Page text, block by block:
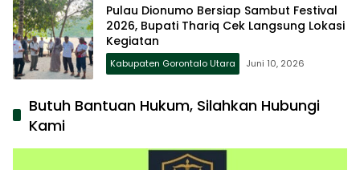
Pulau Dionumo Bersiap Sambut Festival
2026, Bupati Thariq Cek Langsung Lokasi
Kegiatan
Kabupaten Gorontalo Utara Juni 10, 2026
Butuh Bantuan Hukum, Silahkan Hubungi
Kami